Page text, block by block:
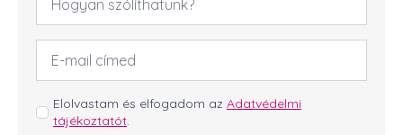
Email
cím
GDPR
*
Elolvastam és elfogadom az Adatvédelmi
tájékoztatót.